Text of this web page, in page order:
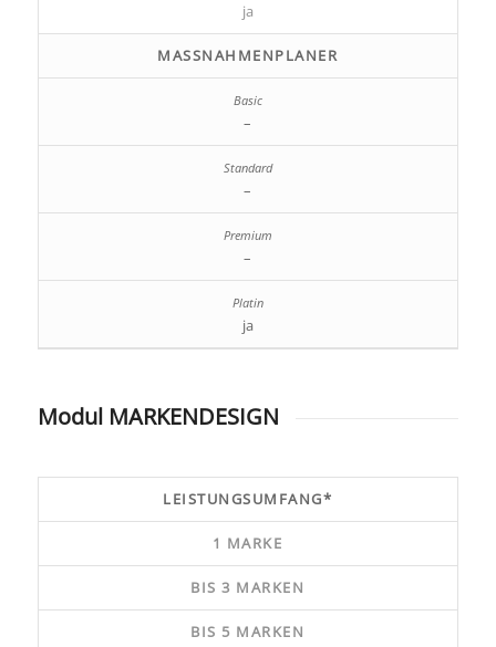
ja
MASSNAHMENPLANER
–
–
–
ja
Modul MARKENDESIGN
LEISTUNGSUMFANG*
1 MARKE
BIS 3 MARKEN
BIS 5 MARKEN